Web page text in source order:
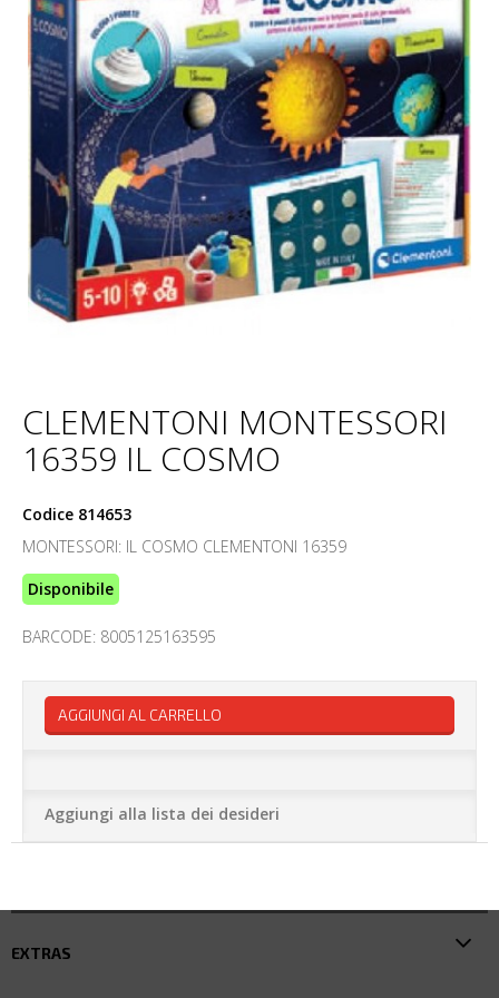
CLEMENTONI MONTESSORI
16359 IL COSMO
Codice 814653
MONTESSORI: IL COSMO CLEMENTONI 16359
Disponibile
BARCODE: 8005125163595
AGGIUNGI AL CARRELLO
Aggiungi alla lista dei desideri
EXTRAS